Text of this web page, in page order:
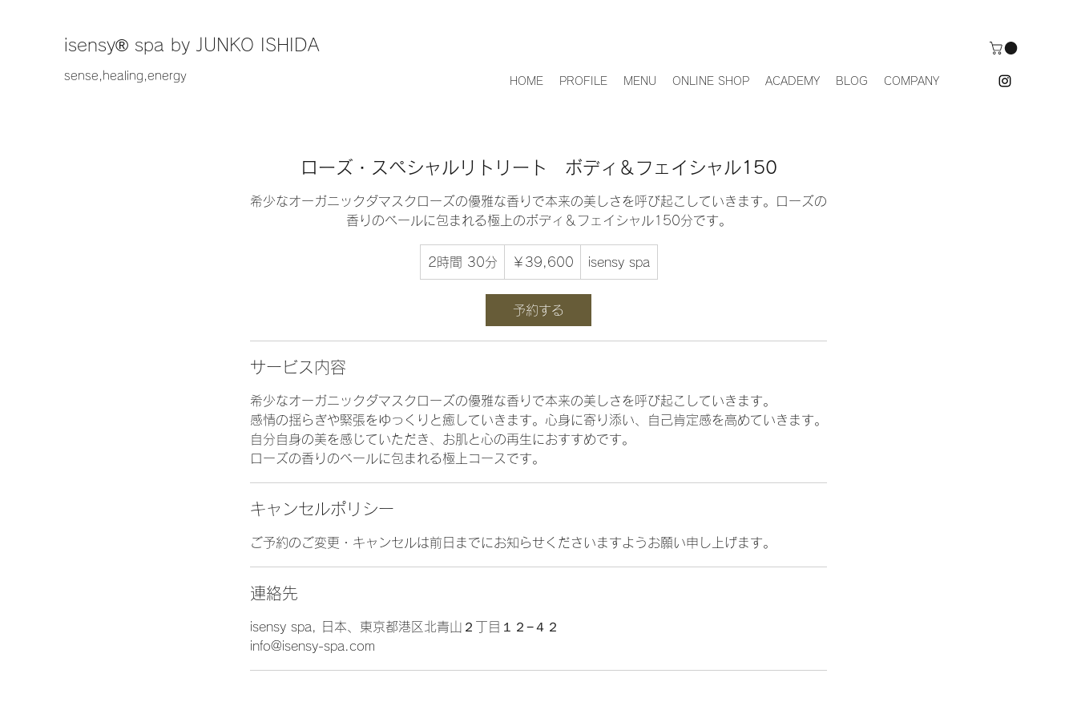
​isensy®︎ spa by JUNKO ISHIDA
sense,healing,energy HOME PROFILE MENU ONLINE SHOP ACADEMY BLOG COMPANY
ローズ・スペシャルリトリート ボディ＆フェイシャル150
希少なオーガニックダマスクローズの優雅な香りで本来の美しさを呼び起こしていきます。ローズの
香りのベールに包まれる極上のボディ＆フェイシャル150分です。
2時間 30分
時
0
￥39,600 isensy spa
予約する
サービス内容
希少なオーガニックダマスクローズの優雅な香りで本来の美しさを呼び起こしていきます。
感情の揺らぎや緊張をゆっくりと癒していきます。心身に寄り添い、自己肯定感を高めていきます。
自分自身の美を感じていただき、お肌と心の再生におすすめです。
ローズの香りのベールに包まれる極上コースです。
キャンセルポリシー
ご予約のご変更・キャンセルは前日までにお知らせくださいますようお願い申し上げます。
連絡先
isensy spa, 日本、東京都港区北青山２丁目１２−４２
info@isensy-spa.com